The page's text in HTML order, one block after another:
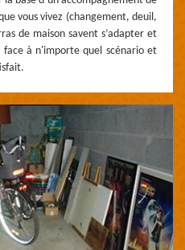
vous vivez (changement, deuil,
de maison savent s’adapter et
à n'importe quel scénario et